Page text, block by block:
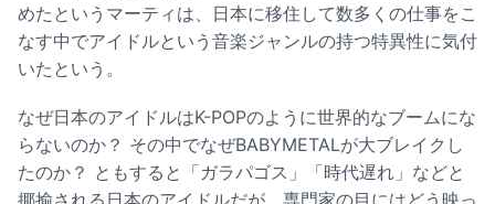
めたというマーティは、日本に移住して数多くの仕事をこ
なす中でアイドルという音楽ジャンルの持つ特異性に気付
いたという。
なぜ日本のアイドルはK-POPのように世界的なブームにな
らないのか？ その中でなぜBABYMETALが大ブレイクし
たのか？ ともすると「ガラパゴス」「時代遅れ」などと